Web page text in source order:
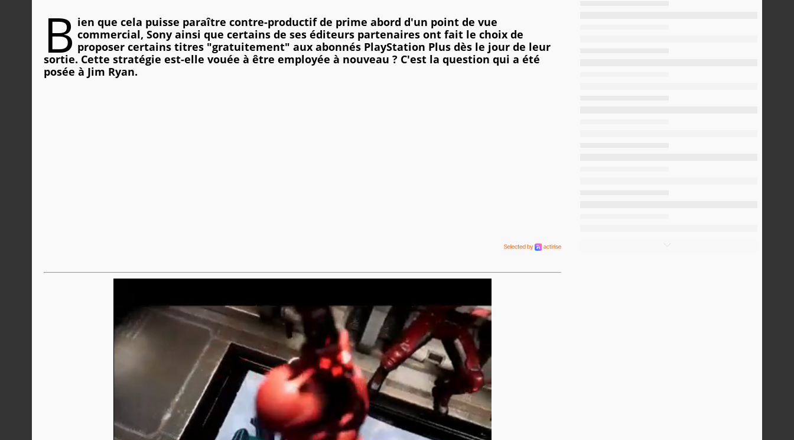
B ien que cela puisse paraître contre-productif de prime abord d'un point de vue
commercial, Sony ainsi que certains de ses éditeurs partenaires ont fait le choix de
proposer certains titres "gratuitement" aux abonnés PlayStation Plus dès le jour de leur
sortie. Cette stratégie est-elle vouée à être employée à nouveau ? C'est la question qui a été
posée à Jim Ryan.